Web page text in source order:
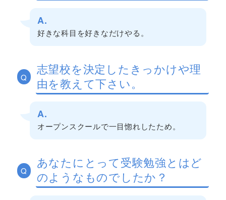
A.
好きな科目を好きなだけやる。
Q
志望校を決定したきっかけや理
由を教えて下さい。
A.
オープンスクールで一目惚れしたため。
Q
あなたにとって受験勉強とはど
のようなものでしたか？